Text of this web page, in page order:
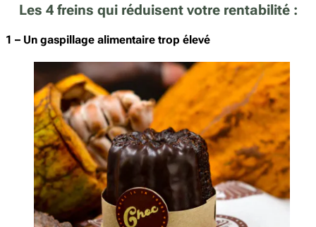
Les 4 freins qui réduisent votre rentabilité :
1 – Un gaspillage alimentaire trop élevé